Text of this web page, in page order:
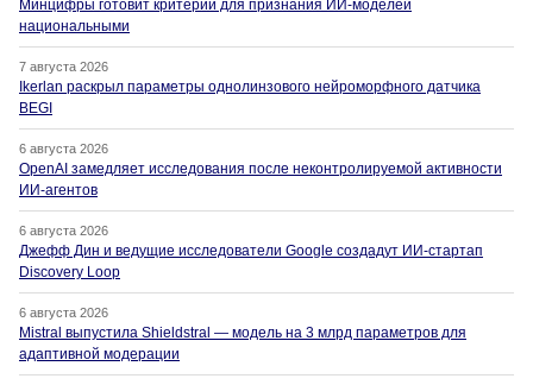
Минцифры готовит критерии для признания ИИ-моделей
национальными
7 августа 2026
Ikerlan раскрыл параметры однолинзового нейроморфного датчика
BEGI
6 августа 2026
OpenAI замедляет исследования после неконтролируемой активности
ИИ-агентов
6 августа 2026
Джефф Дин и ведущие исследователи Google создадут ИИ-стартап
Discovery Loop
6 августа 2026
Mistral выпустила Shieldstral — модель на 3 млрд параметров для
адаптивной модерации